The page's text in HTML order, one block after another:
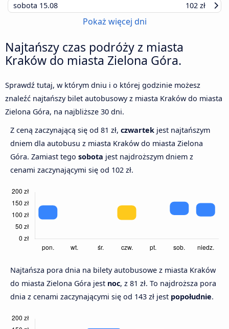
sobota 15.08 102 zł
Pokaż więcej dni
Najtańszy czas podróży z miasta
Kraków do miasta Zielona Góra.
Sprawdź tutaj, w którym dniu i o której godzinie możesz
znaleźć najtańszy bilet autobusowy z miasta Kraków do miasta
Zielona Góra, na najbliższe 30 dni.
Z ceną zaczynającą się od 81 zł, czwartek jest najtańszym
dniem dla autobusu z miasta Kraków do miasta Zielona
Góra. Zamiast tego sobota jest najdroższym dniem z
cenami zaczynającymi się od 102 zł.
Najtańsza pora dnia na bilety autobusowe z miasta Kraków
do miasta Zielona Góra jest noc, z 81 zł. To najdroższa pora
dnia z cenami zaczynającymi się od 143 zł jest popołudnie.